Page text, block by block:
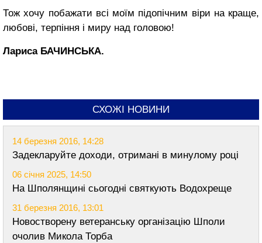
Тож хочу побажати всі моїм підопічним віри на краще,
любові, терпіння і миру над головою!
Лариса БАЧИНСЬКА.
СХОЖІ НОВИНИ
14 березня 2016, 14:28
Задекларуйте доходи, отримані в минулому році
06 січня 2025, 14:50
На Шполянщині сьогодні святкують Водохреще
31 березня 2016, 13:01
Новостворену ветеранську організацію Шполи
очолив Микола Торба